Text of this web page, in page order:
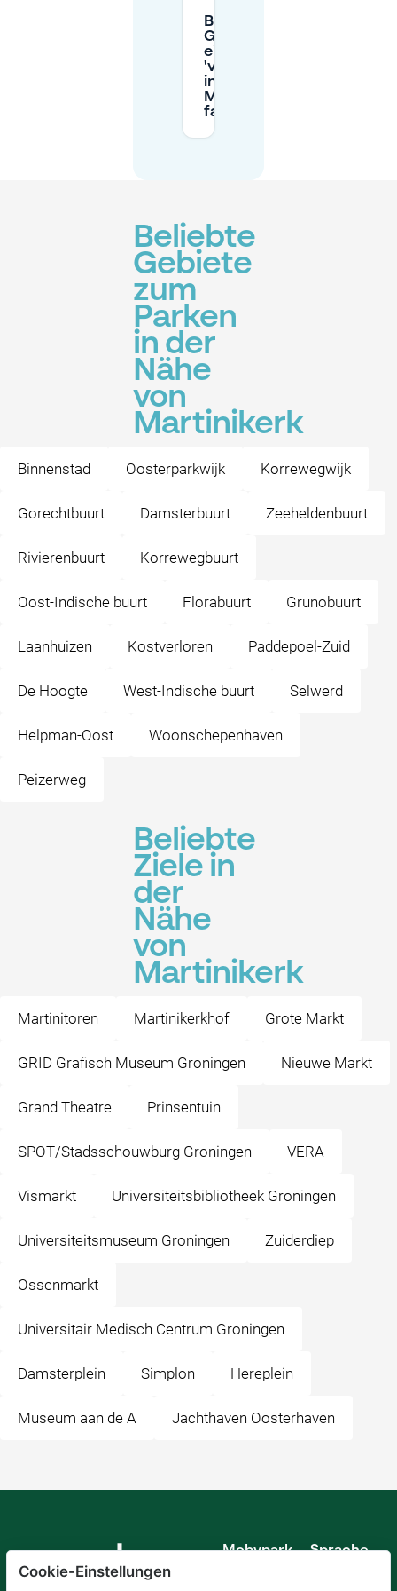
Benötige ich eine
Genehmigung, um im
eingeschränkten
'venstertijdengebied'
in der Nähe der
Martinikerk zu
fahren?
Beliebte
Gebiete
zum
Parken
in der
Nähe
von
Martinikerk
Binnenstad Oosterparkwijk Korrewegwijk
Gorechtbuurt Damsterbuurt Zeeheldenbuurt
Rivierenbuurt Korrewegbuurt
Oost-Indische buurt Florabuurt Grunobuurt
Laanhuizen Kostverloren Paddepoel-Zuid
De Hoogte West-Indische buurt Selwerd
Helpman-Oost Woonschepenhaven
Peizerweg
Beliebte
Ziele in
der
Nähe
von
Martinikerk
Martinitoren Martinikerkhof Grote Markt
GRID Grafisch Museum Groningen Nieuwe Markt
Grand Theatre Prinsentuin
SPOT/Stadsschouwburg Groningen VERA
Vismarkt Universiteitsbibliotheek Groningen
Universiteitsmuseum Groningen Zuiderdiep
Ossenmarkt
Universitair Medisch Centrum Groningen
Damsterplein Simplon Hereplein
Museum aan de A Jachthaven Oosterhaven
Mobypark
Sprache
Cookie-Einstellungen